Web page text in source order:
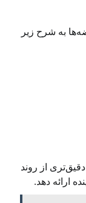
به شرح زیر
از روند
ارائه دهد.